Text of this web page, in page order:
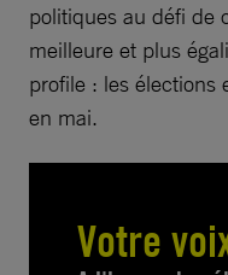
politiques au défi de
meilleure et plus
profile : les élections
en mai.
Votre